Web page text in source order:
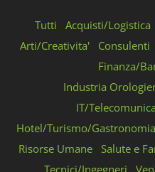
Tutti Acquisti/Logistica
Arti/Creativita'
Consulenti
Finanza/
Industria
IT/
Hotel/Turismo/Gastronomia
Risorse Umane
Salute e
Tecnici/Ingegneri